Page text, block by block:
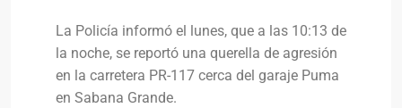
La Policía informó el lunes, que a las 10:13 de
la noche, se reportó una querella de agresión
en la carretera PR-117 cerca del garaje Puma
en Sabana Grande.